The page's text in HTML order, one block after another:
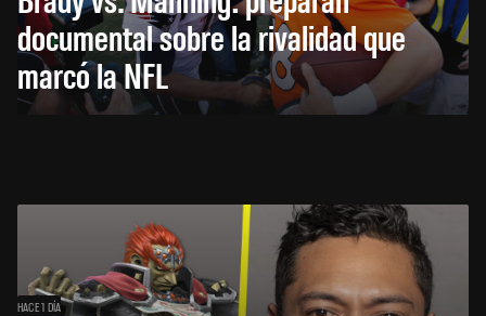
documental sobre la rivalidad que
marcó la NFL
HACE 1 DÍA